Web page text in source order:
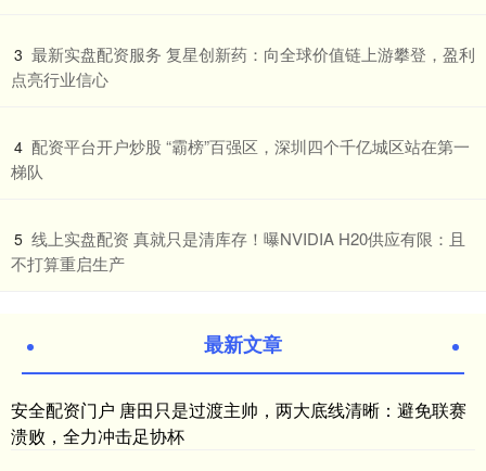
3 ​最新实盘配资服务 复星创新药：向全球价值链上游攀登，盈利
点亮行业信心
4 ​配资平台开户炒股 “霸榜”百强区，深圳四个千亿城区站在第一
梯队
5 ​线上实盘配资 真就只是清库存！曝NVIDIA H20供应有限：且
不打算重启生产
最新文章
安全配资门户 唐田只是过渡主帅，两大底线清晰：避免联赛
溃败，全力冲击足协杯